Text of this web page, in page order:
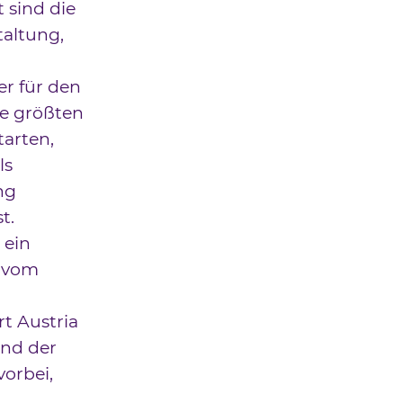
sind die
für den
größten
Austria
der